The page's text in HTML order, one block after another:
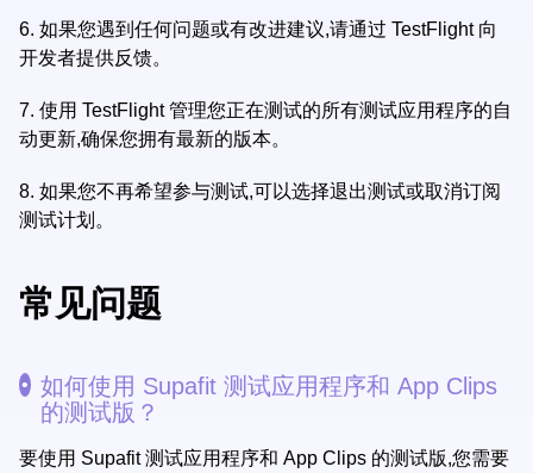
6. 如果您遇到任何问题或有改进建议,请通过 TestFlight 向
开发者提供反馈。
7. 使用 TestFlight 管理您正在测试的所有测试应用程序的自
动更新,确保您拥有最新的版本。
8. 如果您不再希望参与测试,可以选择退出测试或取消订阅
测试计划。
常见问题
如何使用 Supafit 测试应用程序和 App Clips
的测试版？
要使用 Supafit 测试应用程序和 App Clips 的测试版,您需要